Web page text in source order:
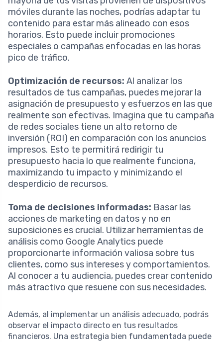
móviles durante las noches, podrías adaptar tu
contenido para estar más alineado con esos
horarios. Esto puede incluir promociones
especiales o campañas enfocadas en las horas
pico de tráfico.
Optimización de recursos: Al analizar los
resultados de tus campañas, puedes mejorar la
asignación de presupuesto y esfuerzos en las que
realmente son efectivas. Imagina que tu campaña
de redes sociales tiene un alto retorno de
inversión (ROI) en comparación con los anuncios
impresos. Esto te permitirá redirigir tu
presupuesto hacia lo que realmente funciona,
maximizando tu impacto y minimizando el
desperdicio de recursos.
Toma de decisiones informadas: Basar las
acciones de marketing en datos y no en
suposiciones es crucial. Utilizar herramientas de
análisis como Google Analytics puede
proporcionarte información valiosa sobre tus
clientes, como sus intereses y comportamientos.
Al conocer a tu audiencia, puedes crear contenido
más atractivo que resuene con sus necesidades.
Además, al implementar un análisis adecuado, podrás
observar el impacto directo en tus resultados
financieros. Una estrategia bien fundamentada puede